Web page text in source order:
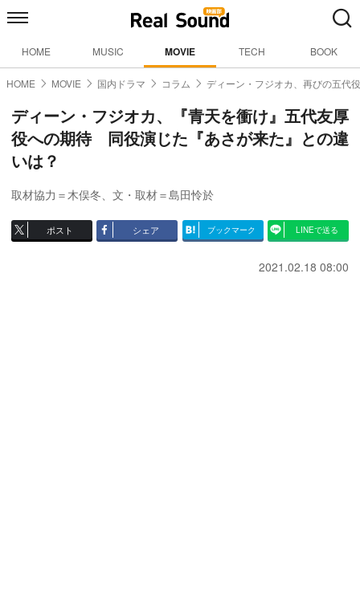
HOME MUSIC MOVIE TECH BOOK
HOME MOVIE 国内ドラマ コラム ディーン・フジオカ、再びの五代
ディーン・フジオカ、『青天を衝け』五代友厚
役への期待 同役演じた『あさが来た』との違
いは？
取材協力＝木俣冬、文・取材＝島田怜於
ポスト シェア ブックマーク LINEで送る
2021.02.18 08:00